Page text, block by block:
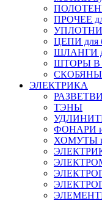
ПРОЧЕЕ
ЦЕПИ для
ШЛАНГИ
ШТОРЫ В
ЭЛЕКТРИКА
ТЭНЫ
ФОНАРИ
ХОМУТЫ